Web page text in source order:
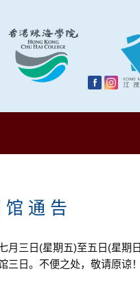
馆 通 告
月三日(星期五)至五日(星期
三日。不便之处，敬请原谅！